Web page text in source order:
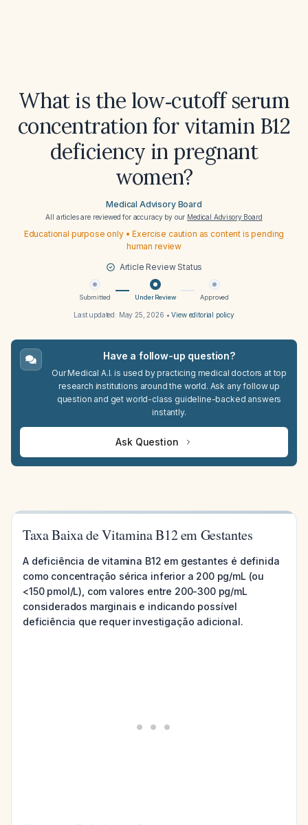
What is the low‑cutoff serum
concentration for vitamin B12
deficiency in pregnant
women?
Medical Advisory Board
All articles are reviewed for accuracy by our Medical Advisory Board
Educational purpose only • Exercise caution as content is pending
human review
Article Review Status
Submitted Under Review Approved
Last updated: May 25, 2026 •View editorial policy
Have a follow-up question?
Our Medical A.I. is used by practicing medical doctors at top
research institutions around the world. Ask any follow up
question and get world-class guideline-backed answers
instantly.
Ask Question
Taxa Baixa de Vitamina B12 em Gestantes
A deficiência de vitamina B12 em gestantes é definida
como concentração sérica inferior a 200 pg/mL (ou
<150 pmol/L), com valores entre 200-300 pg/mL
considerados marginais e indicando possível
deficiência que requer investigação adicional.